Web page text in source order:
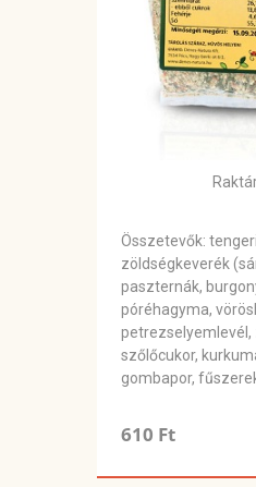
Összetevők:
zöldségkeverék
paszternák,
póréhagyma,
petrezselyemlevél,
szőlőcukor,
gombapor,
610 Ft